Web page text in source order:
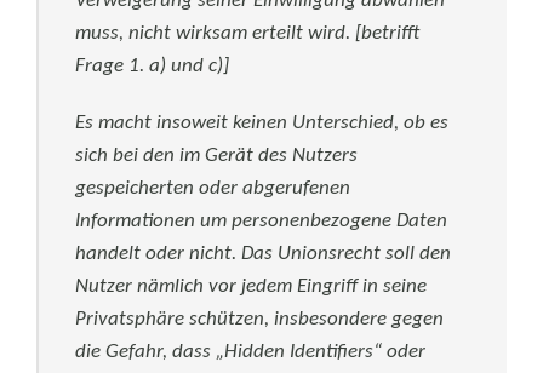
muss, nicht wirksam erteilt wird. [betrifft
Frage 1. a) und c)]
Es macht insoweit keinen Unterschied, ob es
sich bei den im Gerät des Nutzers
gespeicherten oder abgerufenen
Informationen um personenbezogene Daten
handelt oder nicht. Das Unionsrecht soll den
Nutzer nämlich vor jedem Eingriff in seine
Privatsphäre schützen, insbesondere gegen
die Gefahr, dass „Hidden Identifiers“ oder